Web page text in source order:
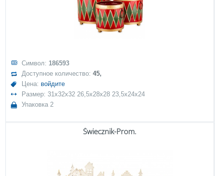
Символ: 186593
Доступное количество:45,
Цена: войдите
Размер: 31x32x32 26,5x28x28 23,5x24x24
Упаковка 2
Świecznik-Prom.